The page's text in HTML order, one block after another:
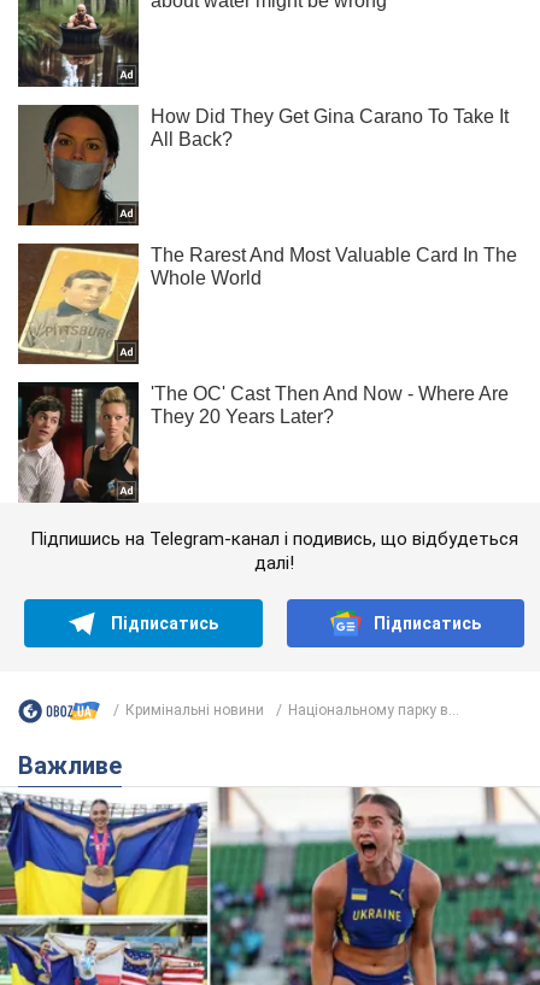
Підпишись на Telegram-канал і подивись, що відбудеться
далі!
Підписатись Підписатись
Кримінальні новини Національному парку в...
Важливе